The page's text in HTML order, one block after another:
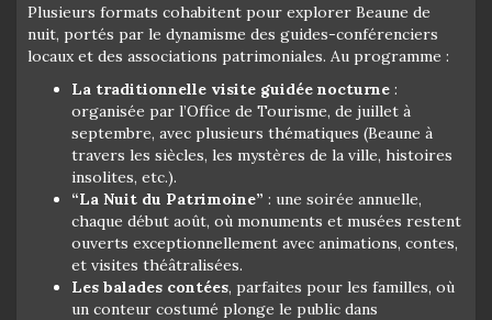
Plusieurs formats cohabitent pour explorer Beaune de
nuit, portés par le dynamisme des guides-conférenciers
locaux et des associations patrimoniales. Au programme :
La traditionnelle visite guidée nocturne :
organisée par l’Office de Tourisme, de juillet à
septembre, avec plusieurs thématiques (Beaune à
travers les siècles, les mystères de la ville, histoires
insolites, etc.).
“La Nuit du Patrimoine” : une soirée annuelle,
chaque début août, où monuments et musées restent
ouverts exceptionnellement avec animations, contes,
et visites théâtralisées.
Les balades contées, parfaites pour les familles, où
un conteur costumé plonge le public dans